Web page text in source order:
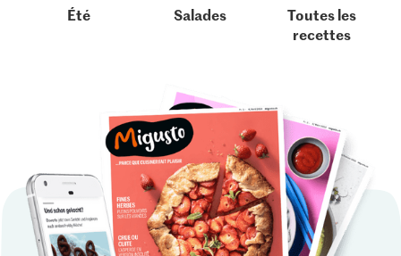
Été Salades
Toutes les
recettes